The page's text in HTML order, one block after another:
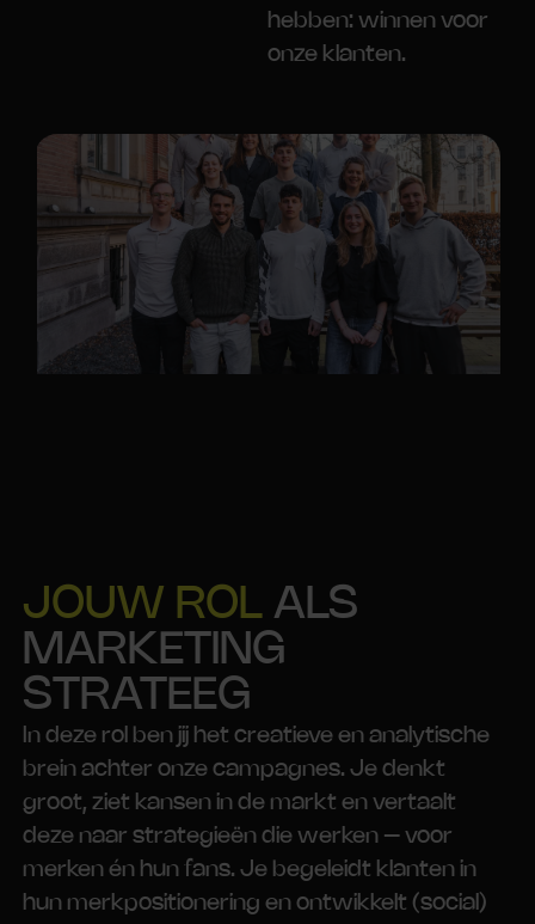
hebben: winnen voor
onze klanten.
JOUW ROL ALS
MARKETING
STRATEEG
In deze rol ben jij het creatieve en analytische
brein achter onze campagnes. Je denkt
groot, ziet kansen in de markt en vertaalt
deze naar strategieën die werken – voor
merken én hun fans. Je begeleidt klanten in
hun merkpositionering en ontwikkelt (social)